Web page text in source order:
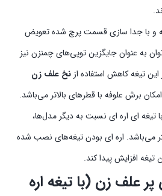
و با جدا سازی قسمت پرچ شده تعویض
به عنوان جایگزین توپی‌های چمنزن نیز
این تیغه کاهش استفاده از نخ‌ علف زن
برش علوفه با قطرهای بالاتر می‌باشد.
ای اره ای نسبت به دیگر مدل‌ها،
می‌باشد. اره ای بودن تیغه‌های نصب شده
افزایش پیدا کند.
علف زن (با تیغه اره